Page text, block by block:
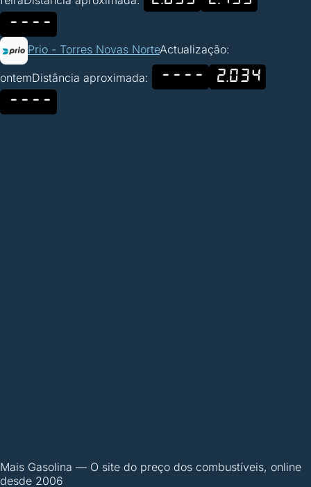
----
Prio - Torres Novas NorteActualização:
ontemDistância aproximada: ----
2.034
----
Mais Gasolina — O site do preço dos combustíveis, online
desde 2006